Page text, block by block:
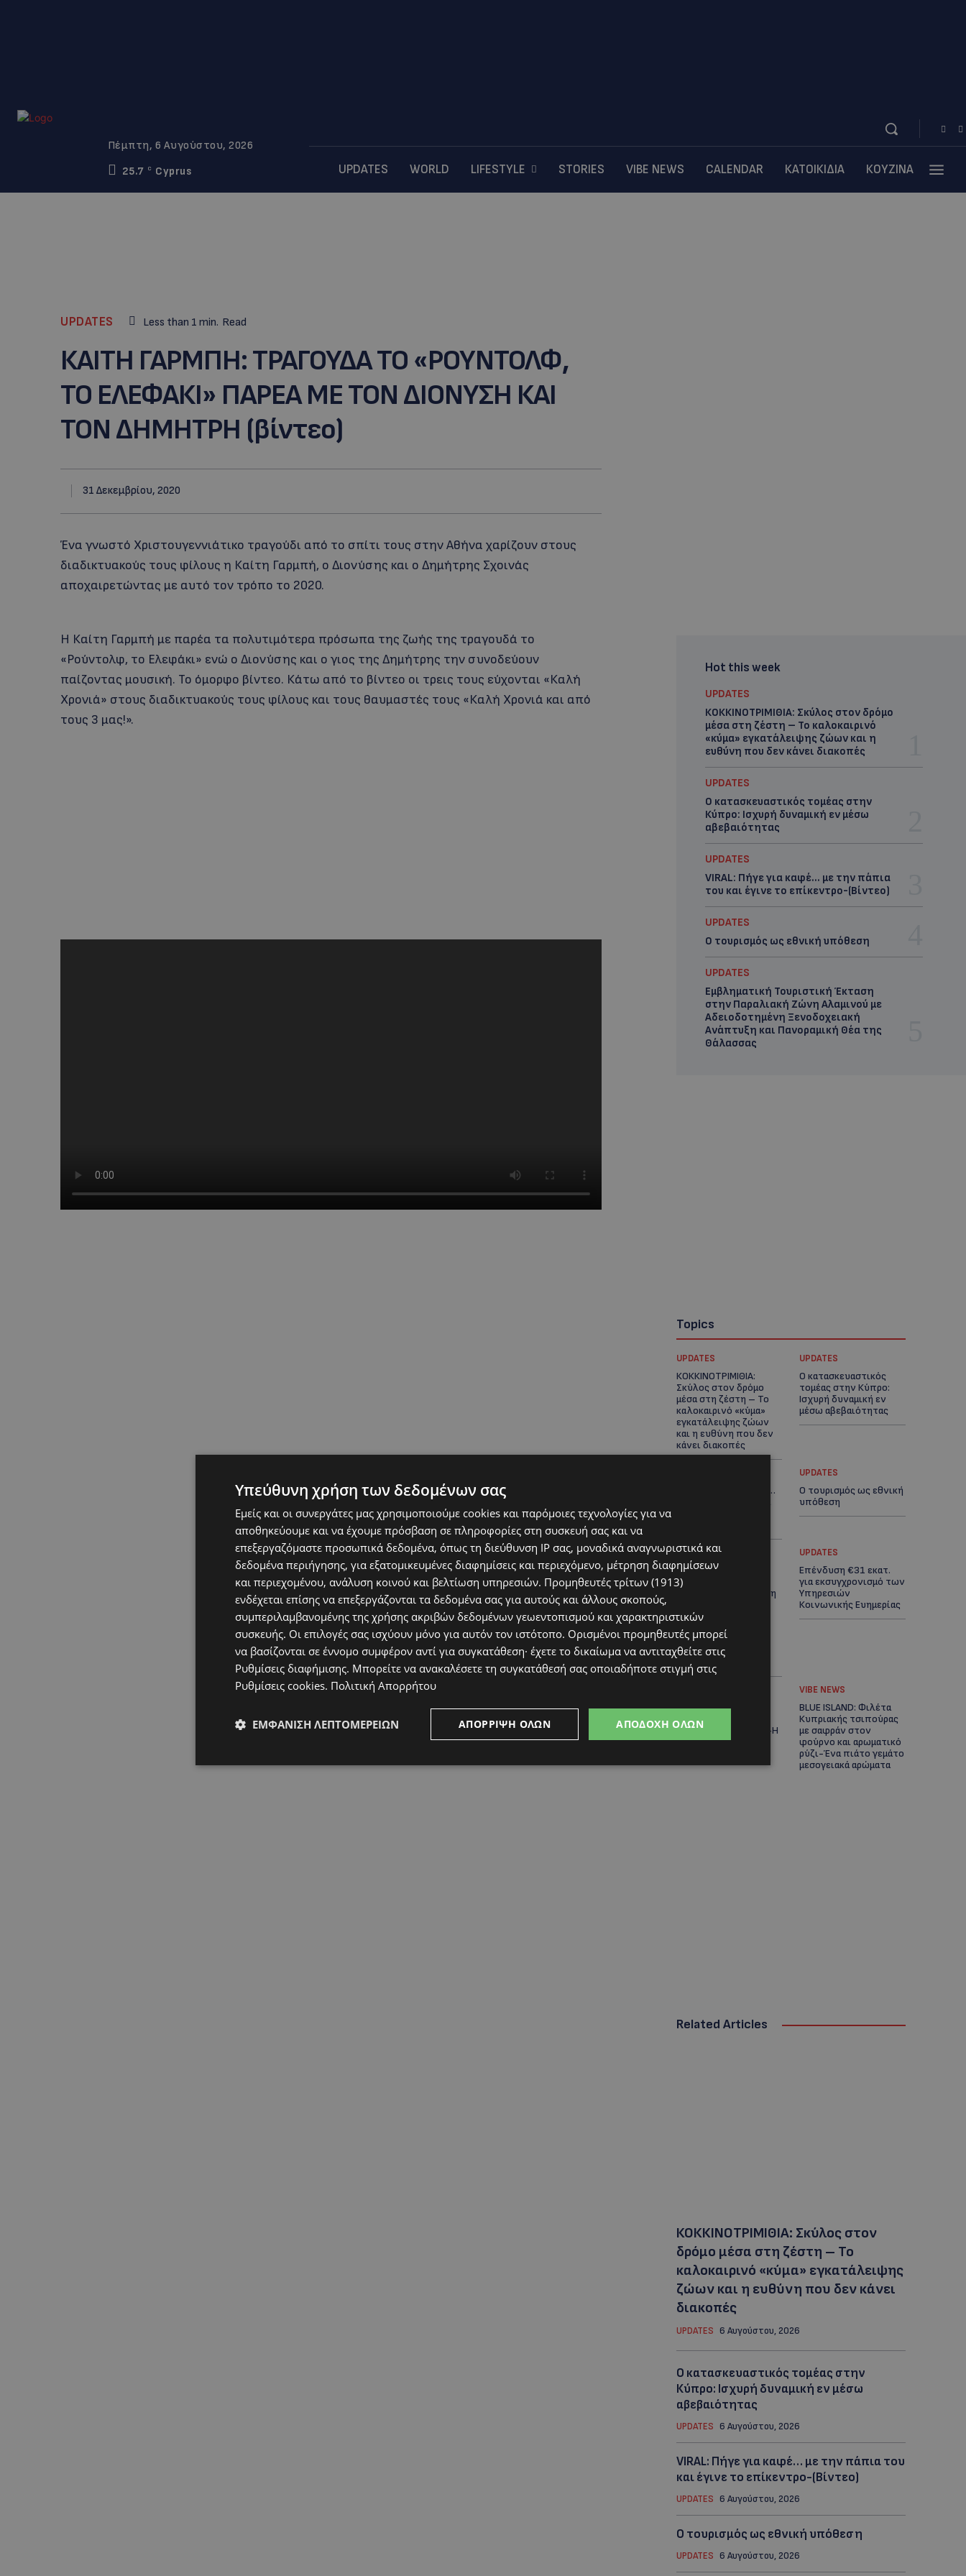
Πέμπτη, 6 Αυγούστου, 2026
25.7
C Cyprus UPDATES WORLD LIFESTYLE STORIES VIBE NEWS CALENDAR ΚΑΤΟΙΚΙΔΙΑ ΚΟΥΖΙΝΑ
UPDATES Less than 1 min. Read
ΚΑΙΤΗ ΓΑΡΜΠΗ: TΡΑΓΟΥΔΑ ΤΟ «ΡΟΥΝΤΟΛΦ,
ΤΟ ΕΛΕΦΑΚΙ» ΠΑΡΕΑ ΜΕ ΤΟΝ ΔΙΟΝΥΣΗ ΚΑΙ
ΤΟΝ ΔΗΜΗΤΡΗ (βίντεο)
31 Δεκεμβρίου, 2020
Ένα γνωστό Χριστουγεννιάτικο τραγούδι από το σπίτι τους στην Αθήνα χαρίζουν στους
διαδικτυακούς τους φίλους η Καίτη Γαρμπή, ο Διονύσης και ο Δημήτρης Σχοινάς
αποχαιρετώντας με αυτό τον τρόπο το 2020.
Η Καίτη Γαρμπή με παρέα τα πολυτιμότερα πρόσωπα της ζωής της τραγουδά το
«Ρούντολφ, το Ελεφάκι» ενώ ο Διονύσης και ο γιος της Δημήτρης την συνοδεύουν
παίζοντας μουσική. Το όμορφο βίντεο. Κάτω από το βίντεο οι τρεις τους εύχονται «Καλή
Χρονιά» στους διαδικτυακούς τους φίλους και τους θαυμαστές τους «Καλή Χρονιά και από
τους 3 μας!».
Hot this week
UPDATES
ΚΟΚΚΙΝΟΤΡΙΜΙΘΙΑ: Σκύλος στον δρόμο
μέσα στη ζέστη – Το καλοκαιρινό
«κύμα» εγκατάλειψης ζώων και η
ευθύνη που δεν κάνει διακοπές
UPDATES
Ο κατασκευαστικός τομέας στην
Κύπρο: Ισχυρή δυναμική εν μέσω
αβεβαιότητας
UPDATES
VIRAL: Πήγε για καφέ… με την πάπια
του και έγινε το επίκεντρο-(Βίντεο)
UPDATES
Ο τουρισμός ως εθνική υπόθεση
UPDATES
Εμβληματική Τουριστική Έκταση
στην Παραλιακή Ζώνη Αλαμινού με
Αδειοδοτημένη Ξενοδοχειακή
Ανάπτυξη και Πανοραμική Θέα της
Θάλασσας
Topics
UPDATES
ΚΟΚΚΙΝΟΤΡΙΜΙΘΙΑ:
Σκύλος στον δρόμο
μέσα στη ζέστη – Το
καλοκαιρινό «κύμα»
εγκατάλειψης ζώων
και η ευθύνη που δεν
κάνει διακοπές
UPDATES
Ο κατασκευαστικός
τομέας στην Κύπρο:
Ισχυρή δυναμική εν
μέσω αβεβαιότητας
VIRAL: Πήγε για καφέ…
UPDATES
Ο τουρισμός ως εθνική
υπόθεση
UPDATES
Εμβληματική
Τουριστική Έκταση
στην Παραλιακή Ζώνη
Αδειοδοτημένη
Ξενοδοχειακή
Ανάπτυξη και
Πανοραμική Θέα της
Θάλασσας
UPDATES
Επένδυση €31 εκατ.
για εκσυγχρονισμό των
Υπηρεσιών
Κοινωνικής Ευημερίας
BLUE ISLAND: Γαρίδες
στα κάρβουνα με
αρωματική μαρινάδα-Η
συνταγή του σεφ
VIBE NEWS
BLUE ISLAND: Φιλέτα
Κυπριακής τσιπούρας
με σαφράν στον
φούρνο και αρωματικό
ρύζι-Ένα πιάτο γεμάτο
μεσογειακά αρώματα
Related Articles
ΚΟΚΚΙΝΟΤΡΙΜΙΘΙΑ: Σκύλος στον
δρόμο μέσα στη ζέστη – Το
καλοκαιρινό «κύμα» εγκατάλειψης
ζώων και η ευθύνη που δεν κάνει
διακοπές
UPDATES 6 Αυγούστου, 2026
Ο κατασκευαστικός τομέας στην
Κύπρο: Ισχυρή δυναμική εν μέσω
αβεβαιότητας
UPDATES 6 Αυγούστου, 2026
VIRAL: Πήγε για καφέ… με την πάπια του
και έγινε το επίκεντρο-(Βίντεο)
UPDATES 6 Αυγούστου, 2026
Ο τουρισμός ως εθνική υπόθεση
UPDATES 6 Αυγούστου, 2026
Υπεύθυνη χρήση των δεδομένων σας
Εμείς και οι συνεργάτες μας χρησιμοποιούμε cookies και παρόμοιες τεχνολογίες για να
αποθηκεύουμε και να έχουμε πρόσβαση σε πληροφορίες στη συσκευή σας και να
επεξεργαζόμαστε προσωπικά δεδομένα, όπως τη διεύθυνση IP σας, μοναδικά αναγνωριστικά και
δεδομένα περιήγησης, για εξατομικευμένες διαφημίσεις και περιεχόμενο, μέτρηση διαφημίσεων
και περιεχομένου, ανάλυση κοινού και βελτίωση υπηρεσιών. Προμηθευτές τρίτων (1913)
ενδέχεται επίσης να επεξεργάζονται τα δεδομένα σας για αυτούς και άλλους σκοπούς,
συμπεριλαμβανομένης της χρήσης ακριβών δεδομένων γεωεντοπισμού και χαρακτηριστικών
συσκευής. Οι επιλογές σας ισχύουν μόνο για αυτόν τον ιστότοπο. Ορισμένοι προμηθευτές μπορεί
να βασίζονται σε έννομο συμφέρον αντί για συγκατάθεση· έχετε το δικαίωμα να αντιταχθείτε στις
Ρυθμίσεις διαφήμισης. Μπορείτε να ανακαλέσετε τη συγκατάθεσή σας οποιαδήποτε στιγμή στις
Ρυθμίσεις cookies. Πολιτική Απορρήτου
ΑΠΟΔΟΧΉ ΌΛΩΝ
ΑΠΌΡΡΙΨΗ ΌΛΩΝ
ΕΜΦΆΝΙΣΗ ΛΕΠΤΟΜΕΡΕΙΏΝ